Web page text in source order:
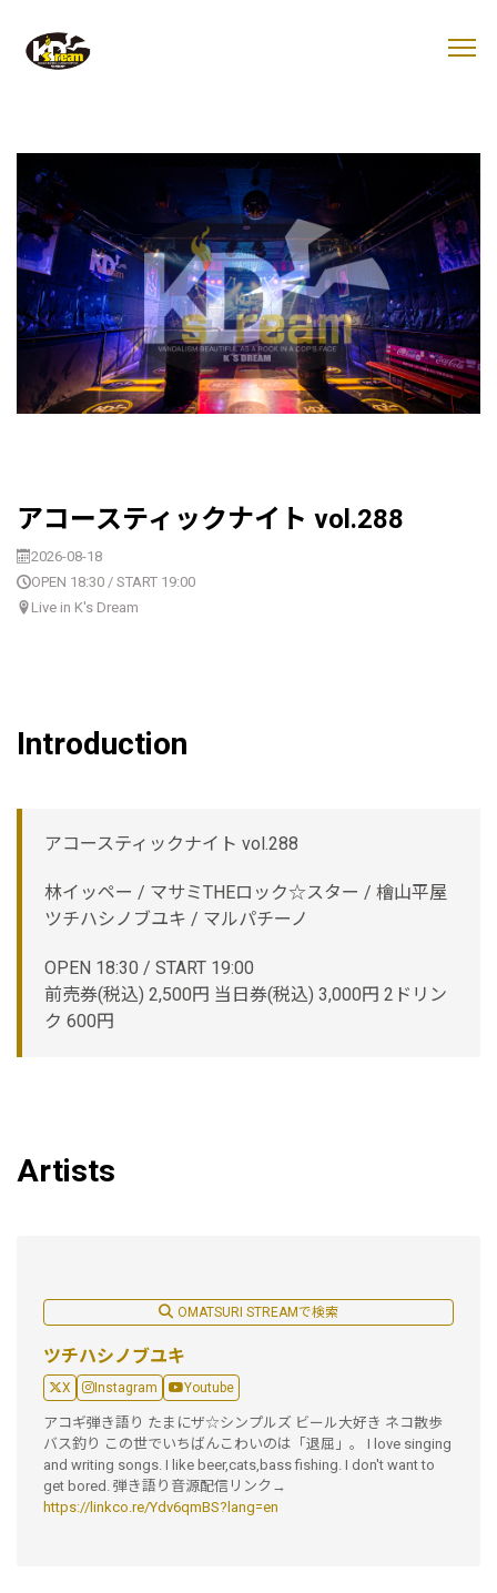
アコースティックナイト vol.288
2026-08-18
OPEN 18:30 / START 19:00
Live in K's Dream
Introduction
アコースティックナイト vol.288
林イッペー / マサミTHEロック☆スター / 檜山平屋
ツチハシノブユキ / マルパチーノ
OPEN 18:30 / START 19:00
前売券(税込) 2,500円 当日券(税込) 3,000円 2ドリン
ク 600円
Artists
OMATSURI STREAMで検索
ツチハシノブユキ
X Instagram Youtube
アコギ弾き語り たまにザ☆シンプルズ ビール大好き ネコ散歩
バス釣り この世でいちばんこわいのは「退屈」。 I love singing
and writing songs. I like beer,cats,bass fishing. I don't want to
get bored. 弾き語り音源配信リンク→
https://linkco.re/Ydv6qmBS?lang=en